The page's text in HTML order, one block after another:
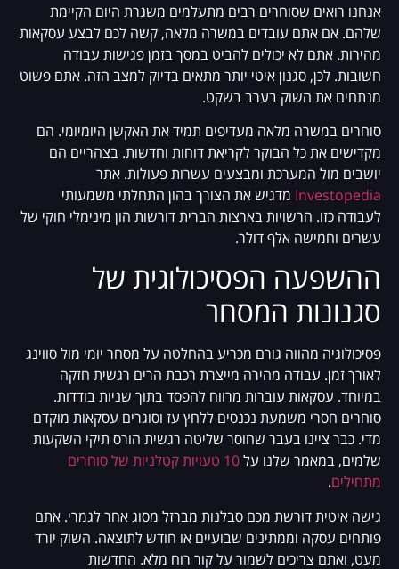
אנחנו רואים שסוחרים רבים מתעלמים משגרת היום הקיימת
שלהם. אם אתם עובדים במשרה מלאה, קשה לכם לבצע עסקאות
מהירות. אתם לא יכולים להביט במסך בזמן פגישות עבודה
חשובות. לכן, סגנון איטי יותר מתאים בדיוק למצב הזה. אתם פשוט
מנתחים את השוק בערב בשקט.
סוחרים במשרה מלאה מעדיפים תמיד את האקשן היומיומי. הם
מקדישים את כל הבוקר לקריאת דוחות וחדשות. בצהריים הם
יושבים מול המערכת ומבצעים עשרות פעולות. אתר
Investopedia מדגיש את הצורך בהון התחלתי משמעותי
לעבודה כזו. הרשויות בארצות הברית דורשות הון מינימלי חוקי של
עשרים וחמישה אלף דולר.
ההשפעה הפסיכולוגית של
סגנונות המסחר
פסיכולוגיה מהווה גורם מכריע בהחלטה על מסחר יומי מול סווינג
לאורך זמן. עבודה מהירה מייצרת רכבת הרים רגשית חזקה
במיוחד. עסקאות עוברות מרווח להפסד בתוך שניות בודדות.
סוחרים חסרי משמעת נכנסים ללחץ עז וסוגרים עסקאות מוקדם
מדי. כבר ציינו בעבר שחוסר שליטה רגשית הורס תיקי השקעות
שלמים, במאמר שלנו על
10 טעויות קטלניות של סוחרים
מתחילים.
גישה איטית דורשת מכם סבלנות מברזל מסוג אחר לגמרי. אתם
פותחים עסקה וממתינים שבועיים או חודש לתוצאה. השוק יורד
מעט, ואתם צריכים לשמור על קור רוח מלא. החדשות